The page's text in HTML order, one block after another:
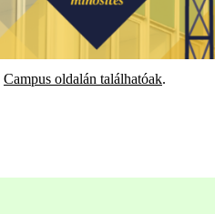
Campus oldalán találhatóak.